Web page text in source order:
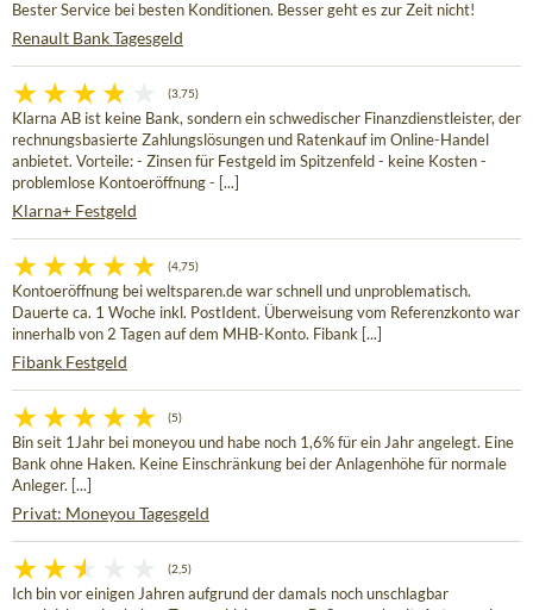
Bester Service bei besten Konditionen. Besser geht es zur Zeit nicht!
Renault Bank Tagesgeld
(3,75)
Klarna AB ist keine Bank, sondern ein schwedischer Finanzdienstleister, der
rechnungsbasierte Zahlungslösungen und Ratenkauf im Online-Handel
anbietet. Vorteile: - Zinsen für Festgeld im Spitzenfeld - keine Kosten -
problemlose Kontoeröffnung - [...]
Klarna+ Festgeld
(4,75)
Kontoeröffnung bei weltsparen.de war schnell und unproblematisch.
Dauerte ca. 1 Woche inkl. PostIdent. Überweisung vom Referenzkonto war
innerhalb von 2 Tagen auf dem MHB-Konto. Fibank [...]
Fibank Festgeld
(5)
Bin seit 1Jahr bei moneyou und habe noch 1,6% für ein Jahr angelegt. Eine
Bank ohne Haken. Keine Einschränkung bei der Anlagenhöhe für normale
Anleger. [...]
Privat: Moneyou Tagesgeld
(2,5)
Ich bin vor einigen Jahren aufgrund der damals noch unschlagbar